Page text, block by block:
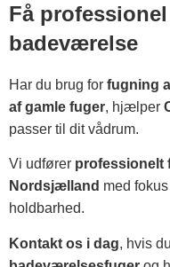
Få
badeværelse
Har du brug for fugning
af gamle fuger, hjælper
passer til dit vådrum.
Vi udfører professionelt
Nordsjælland med
holdbarhed.
Kontakt os i dag, hvis